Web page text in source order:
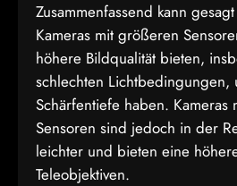
Zusammenfassend kann
Kameras mit größeren
höhere Bildqualität bieten,
schlechten
Schärfentiefe haben. Kameras
Sensoren sind jedoch in der
leichter und bieten eine
Teleobjektiven.